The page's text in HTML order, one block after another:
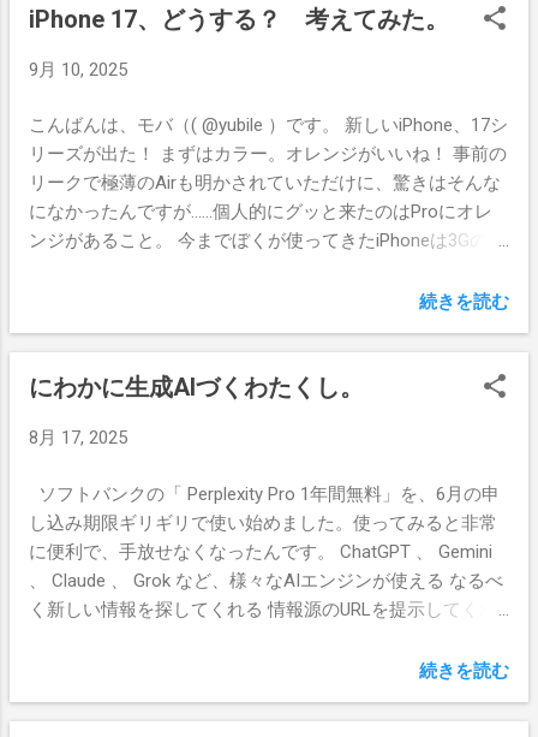
を 「eSIMに変更」 することも可能で、その場合もやっぱ
と、現在使っているiPhone 15 Pro Maxの回線をeSIMに切り
には切り替えますけどね。 その2、iPhone 15 Pro Maxはデ
ュアルeSIMだった！ てっきり物理SIMとeSIM1つずつか
と…… 併用しているmoto razr 50dがそういう仕様なもの
で、eSIMプロファイル自体は複数持てても、有効化できる
のは物理SIMとeSIMそれぞれ1つずつだと思い込んでまし
eSIMのpovoと同時に有効化しておしまい。特にトラブルも
なくあっさりです。 mineoも加入時は物理SIMにしたけど、
今後eSIMにすべきかなと思ったら eSIM手数料無料キャンペ
ーン という渡りに船なニュースが。これは素晴らしい。15
ったらeSIM切り替え手続きをしようと思います。mineoを
らしいので、昔ながら（？）の方法で。
iPhone 17、どうする？ 考えてみた。
9月 10, 2025
こんばんは、モバ（( @yubile ）です。 新しいiPhone、17シ
リーズが出た！ まずはカラー。オレンジがいいね！ 事前の
リークで極薄のAirも明かされていただけに、驚きはそんな
になかったんですが……個人的にグッと来たのはProにオレ
ンジがあること。 今までぼくが使ってきたiPhoneは3Gのホ
Maxはゴールド、今使っている15 Pro Maxはナチュラルチ
昔はそもそもカラーの選択肢が多くなかったですし、Proモ
デルは落ち着いたというか無難な色が多かったところに、
にピッタリっぽい色のオレンジがありましたが、ぜひ17
ポイント CPU自体の性能については15 Pro Maxでも別に困
らないんですが、冷却性能がアップしてるということはゲ
ームがとても楽しくなりそうですね！ CPUとかカメラと
か、狭い空間なのに熱源に事欠かないのがスマホというモ
ノなので、熱がうまく処理されれば処理落ちも減るでしょ
がたいことです。 カメラも気になる、と言いたいけど Pro
のトリプルレンズや無印のデュアルレンズすべて4800万画
続きを読む
にわかに生成AIづくわたくし。
8月 17, 2025
ソフトバンクの「 Perplexity Pro 1年間無料」を、6月の申
し込み期限ギリギリで使い始めました。使ってみると非常
に便利で、手放せなくなったんです。 ChatGPT 、 Gemini
、 Claude 、 Grok など、様々なAIエンジンが使える なるべ
く新しい情報を探してくれる 情報源のURLを提示してくれ
生成AIを使いたくなりました。しかし、それなりに秘密に
ビスを利用するわけにはいかず、ローカルで動作するLLM
続きを読む